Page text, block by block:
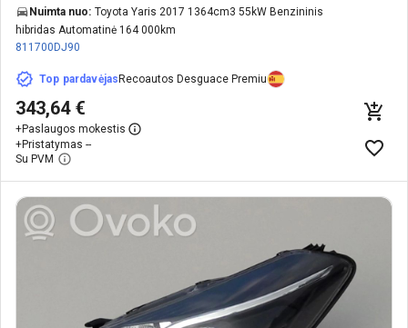
Nuimta nuo: Toyota Yaris 2017 1364cm3 55kW Benzininis
hibridas Automatinė 164 000km
811700DJ90
Top pardavėjasRecoautos Desguace Premiu
343,64 €
+Paslaugos mokestis
+Pristatymas --
Su PVM